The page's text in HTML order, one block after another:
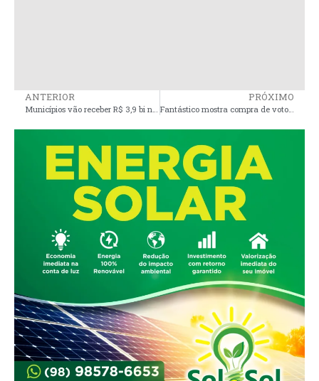
ANTERIOR PRÓXIMO
Fantástico mostra compra de votos durante as eleições no Maranhão; veja o vídeo